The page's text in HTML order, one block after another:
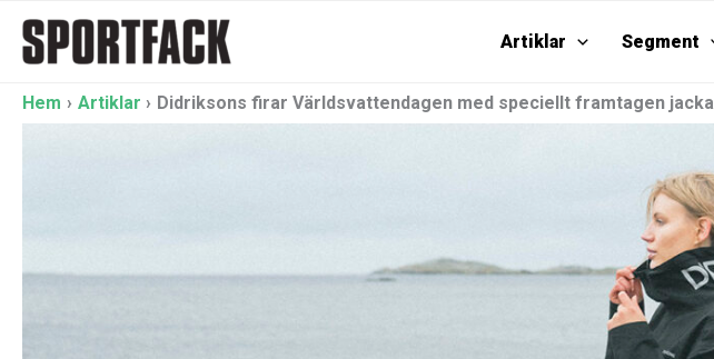
innehåll
Artiklar Segment
Hem Artiklar Didriksons firar Världsvattendagen med speciellt framtagen jacka